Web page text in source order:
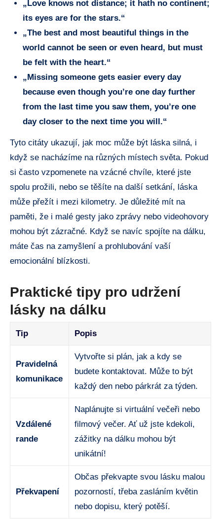
„Love knows not distance; it hath no continent;
its eyes are for the stars.“
„The best and most beautiful things in the
world cannot be seen or even heard, but must
be felt with the heart.“
„Missing someone gets easier every day
because even though you’re one day further
from the last time you saw them, you’re one
day closer to the next time you will.“
Tyto citáty ukazují, jak moc může být láska silná, i
když se nacházíme na různých místech světa. Pokud
si často vzpomenete na vzácné chvíle, které jste
spolu prožili, nebo se těšíte na další setkání, láska
může přežít i mezi kilometry. Je důležité mít na
paměti, že i malé gesty jako zprávy nebo videohovory
mohou být zázračné. Když se navíc spojíte na dálku,
máte čas na zamyšlení a prohlubování vaší
emocionální blízkosti.
Praktické tipy pro udržení
lásky na dálku
Tip Popis
Pravidelná
komunikace
Vytvořte si plán, jak a kdy se
budete kontaktovat. Může to být
každý den nebo párkrát za týden.
Vzdálené
rande
Naplánujte si virtuální večeři nebo
filmový večer. Ať už jste kdekoli,
zážitky na dálku mohou být
unikátní!
Překvapení
Občas překvapte svou lásku malou
pozorností, třeba zasláním květin
nebo dopisu, který potěší.